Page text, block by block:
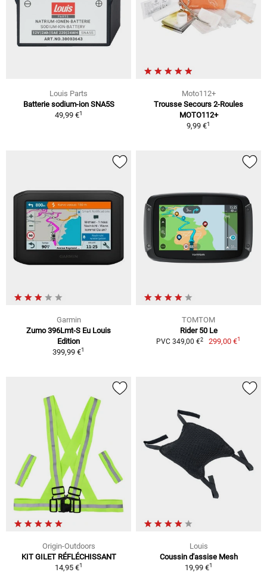
Louis Parts
Batterie sodium-ion SNA5S
49,99 €1
Moto112+
Trousse Secours 2-Roules
MOTO112+
9,99 €1
Garmin
Zumo 396Lmt-S Eu Louis
Edition
399,99 €1
TOMTOM
Rider 50 Le
PVC 349,00 €2 299,00 €1
Origin-Outdoors
KIT GILET RÉFLÉCHISSANT
14,95 €1
Louis
Coussin d'assise Mesh
19,99 €1